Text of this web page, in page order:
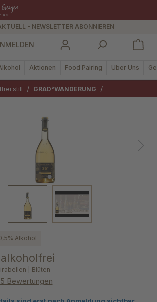
- NEWSLETTER ABONNIEREN
Aktionen Food Pairing Über Uns
still / GRAD°WANDERUNG /
Alkohol
| Blüten
von 5 von 5 Sternen
5 Bewertungen